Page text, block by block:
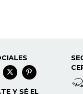
Y SÉ EL